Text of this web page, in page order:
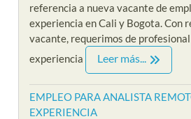
referencia a nueva vacante de
experiencia en Cali y Bogota. Con
vacante, requerimos de
experiencia
Leer más...
EMPLEO PARA ANALISTA
EXPERIENCIA